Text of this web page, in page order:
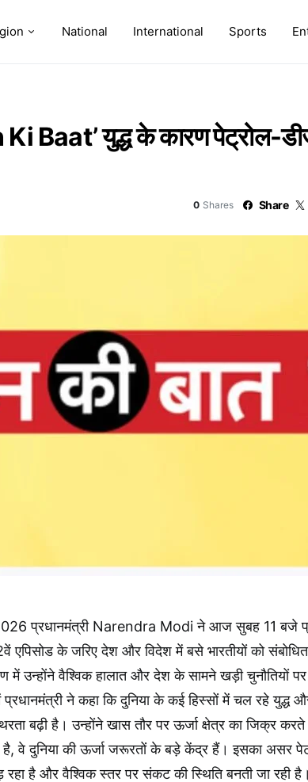
National International Sports
Baat’ युद्ध के कारण पेट्रोल-
0 Shares Share
प्रधानमंत्री Narendra Modi ने आज सुबह 11 बजे
के जरिए देश और विदेश में बसे भारतीयों को संबोधित
में उन्होंने वैश्विक हालात और देश के सामने खड़ी चुनौतियों पर
ने कहा कि दुनिया के कई हिस्सों में चल रहे युद्ध
बढ़ी है। उन्होंने खास तौर पर ऊर्जा क्षेत्र का जिक्र
है, वे दुनिया की ऊर्जा जरूरतों के बड़े केंद्र हैं। इसका असर
है और वैश्विक स्तर पर संकट की स्थिति बनती जा रही है।